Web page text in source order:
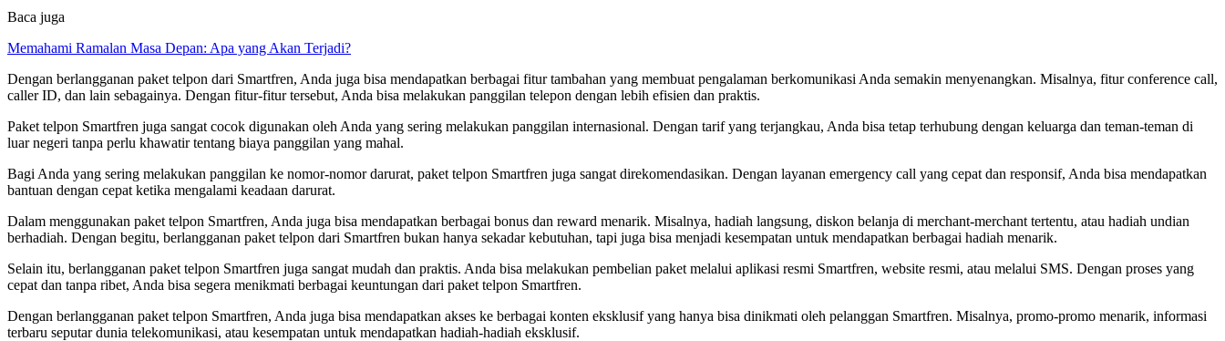
Baca juga
Memahami Ramalan Masa Depan: Apa yang Akan Terjadi?
Dengan berlangganan paket telpon dari Smartfren, Anda juga bisa mendapatkan berbagai fitur tambahan yang membuat pengalaman berkomunikasi Anda semakin menyenangkan. Misalnya, fitur conference call,
caller ID, dan lain sebagainya. Dengan fitur-fitur tersebut, Anda bisa melakukan panggilan telepon dengan lebih efisien dan praktis.
Paket telpon Smartfren juga sangat cocok digunakan oleh Anda yang sering melakukan panggilan internasional. Dengan tarif yang terjangkau, Anda bisa tetap terhubung dengan keluarga dan teman-teman di
luar negeri tanpa perlu khawatir tentang biaya panggilan yang mahal.
Bagi Anda yang sering melakukan panggilan ke nomor-nomor darurat, paket telpon Smartfren juga sangat direkomendasikan. Dengan layanan emergency call yang cepat dan responsif, Anda bisa mendapatkan
bantuan dengan cepat ketika mengalami keadaan darurat.
Dalam menggunakan paket telpon Smartfren, Anda juga bisa mendapatkan berbagai bonus dan reward menarik. Misalnya, hadiah langsung, diskon belanja di merchant-merchant tertentu, atau hadiah undian
berhadiah. Dengan begitu, berlangganan paket telpon dari Smartfren bukan hanya sekadar kebutuhan, tapi juga bisa menjadi kesempatan untuk mendapatkan berbagai hadiah menarik.
Selain itu, berlangganan paket telpon Smartfren juga sangat mudah dan praktis. Anda bisa melakukan pembelian paket melalui aplikasi resmi Smartfren, website resmi, atau melalui SMS. Dengan proses yang
cepat dan tanpa ribet, Anda bisa segera menikmati berbagai keuntungan dari paket telpon Smartfren.
Dengan berlangganan paket telpon Smartfren, Anda juga bisa mendapatkan akses ke berbagai konten eksklusif yang hanya bisa dinikmati oleh pelanggan Smartfren. Misalnya, promo-promo menarik, informasi
terbaru seputar dunia telekomunikasi, atau kesempatan untuk mendapatkan hadiah-hadiah eksklusif.